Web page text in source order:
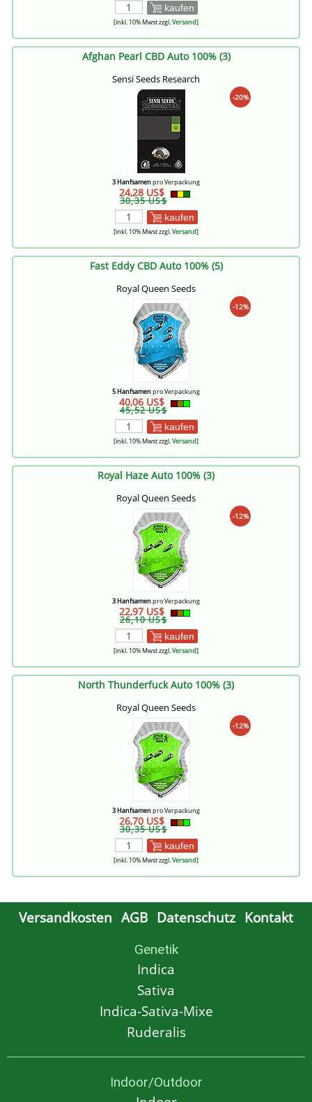
kaufen
[inkl. 10% Mwst zzgl.Versand]
Afghan Pearl CBD Auto 100% (3)
Sensi Seeds Research
-20%
3 Hanfsamenpro Verpackung
24,28 US$
30,35 US$
kaufen
[inkl. 10% Mwst zzgl.Versand]
Fast Eddy CBD Auto 100% (5)
Royal Queen Seeds
-12%
5 Hanfsamenpro Verpackung
40,06 US$
45,52 US$
kaufen
[inkl. 10% Mwst zzgl.Versand]
Royal Haze Auto 100% (3)
Royal Queen Seeds
-12%
3 Hanfsamenpro Verpackung
22,97 US$
26,10 US$
kaufen
[inkl. 10% Mwst zzgl.Versand]
North Thunderfuck Auto 100% (3)
Royal Queen Seeds
-12%
3 Hanfsamenpro Verpackung
26,70 US$
30,35 US$
kaufen
[inkl. 10% Mwst zzgl.Versand]
Versandkosten AGB Datenschutz Kontakt
Genetik
Indica
Sativa
Indica-Sativa-Mixe
Ruderalis
Indoor/Outdoor